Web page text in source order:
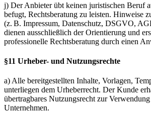
j) Der Anbieter übt keinen juristischen Beruf
befugt, Rechtsberatung zu leisten. Hinweise
(z. B. Impressum, Datenschutz, DSGVO,
dienen ausschließlich der Orientierung und
professionelle Rechtsberatung durch einen
§11 Urheber- und Nutzungsrechte
a) Alle bereitgestellten Inhalte, Vorlagen,
unterliegen dem Urheberrecht. Der Kunde
übertragbares Nutzungsrecht zur
Unternehmen.